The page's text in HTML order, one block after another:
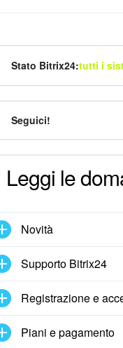
Stato Bitrix24:tutti i
Seguici!
Leggi le
Novità
Supporto Bitrix24
Registrazione e
Piani e pagamento